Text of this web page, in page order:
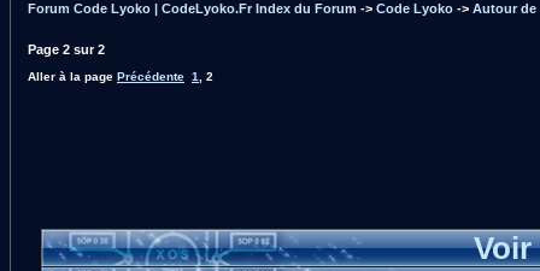
Forum Code Lyoko | CodeLyoko.Fr Index du Forum -> Code Lyoko -> Autour de
Page 2 sur2
Aller à la page Précédente 1 2
Voir